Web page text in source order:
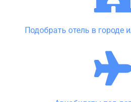
Подобрать отель в городе